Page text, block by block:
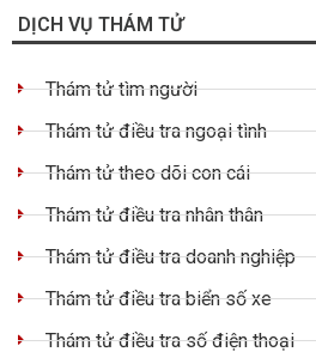
DỊCH VỤ THÁM TỬ
Thám tử tìm người
Thám tử điều tra ngoại tình
Thám tử theo dõi con cái
Thám tử điều tra nhân thân
Thám tử điều tra doanh nghiệp
Thám tử điều tra biển số xe
Thám tử điều tra số điện thoại